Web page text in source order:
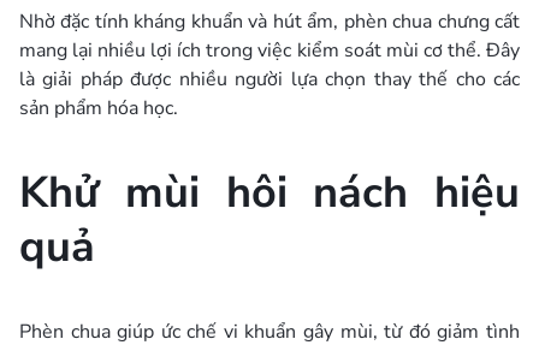
Nhờ đặc tính kháng khuẩn và hút ẩm, phèn chua chưng cất
mang lại nhiều lợi ích trong việc kiểm soát mùi cơ thể. Đây
là giải pháp được nhiều người lựa chọn thay thế cho các
sản phẩm hóa học.
Khử mùi hôi nách hiệu
quả
Phèn chua giúp ức chế vi khuẩn gây mùi, từ đó giảm tình